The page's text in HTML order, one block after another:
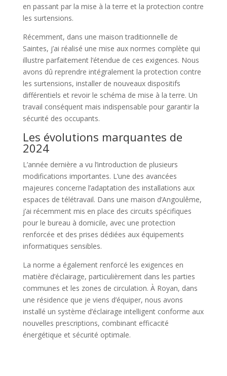
en passant par la mise à la terre et la protection contre
les surtensions.
Récemment, dans une maison traditionnelle de
Saintes, j’ai réalisé une mise aux normes complète qui
illustre parfaitement l’étendue de ces exigences. Nous
avons dû reprendre intégralement la protection contre
les surtensions, installer de nouveaux dispositifs
différentiels et revoir le schéma de mise à la terre. Un
travail conséquent mais indispensable pour garantir la
sécurité des occupants.
Les évolutions marquantes de
2024
L’année dernière a vu l’introduction de plusieurs
modifications importantes. L’une des avancées
majeures concerne l’adaptation des installations aux
espaces de télétravail. Dans une maison d’Angoulême,
j’ai récemment mis en place des circuits spécifiques
pour le bureau à domicile, avec une protection
renforcée et des prises dédiées aux équipements
informatiques sensibles.
La norme a également renforcé les exigences en
matière d’éclairage, particulièrement dans les parties
communes et les zones de circulation. À Royan, dans
une résidence que je viens d’équiper, nous avons
installé un système d’éclairage intelligent conforme aux
nouvelles prescriptions, combinant efficacité
énergétique et sécurité optimale.